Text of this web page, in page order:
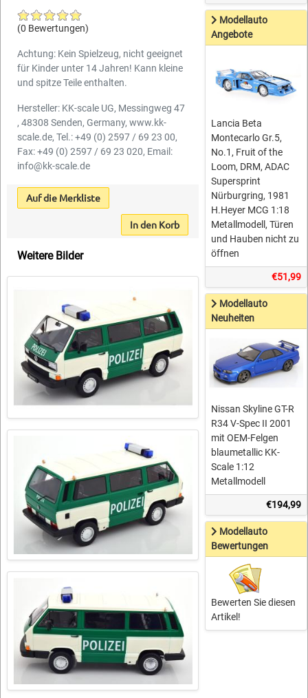
(0 Bewertungen)
Achtung: Kein Spielzeug, nicht geeignet
für Kinder unter 14 Jahren! Kann kleine
und spitze Teile enthalten.
Hersteller: KK-scale UG, Messingweg 47
, 48308 Senden, Germany, www.kk-
scale.de, Tel.: +49 (0) 2597 / 69 23 00,
Fax: +49 (0) 2597 / 69 23 020, Email:
info@kk-scale.de
Auf die Merkliste
In den Korb
Weitere Bilder
Modellauto
Angebote
Lancia Beta
Montecarlo Gr.5,
No.1, Fruit of the
Loom, DRM, ADAC
Supersprint
Nürburgring, 1981
H.Heyer MCG 1:18
Metallmodell, Türen
und Hauben nicht zu
öffnen
€51,99
Modellauto
Neuheiten
Nissan Skyline GT-R
R34 V-Spec II 2001
mit OEM-Felgen
blaumetallic KK-
Scale 1:12
Metallmodell
€194,99
Modellauto
Bewertungen
Bewerten Sie diesen
Artikel!